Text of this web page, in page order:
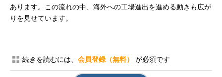
あります。この流れの中、海外への工場進出を進める動きも広が
りを見せています。
続きを読むには、 会員登録（無料） が必須です